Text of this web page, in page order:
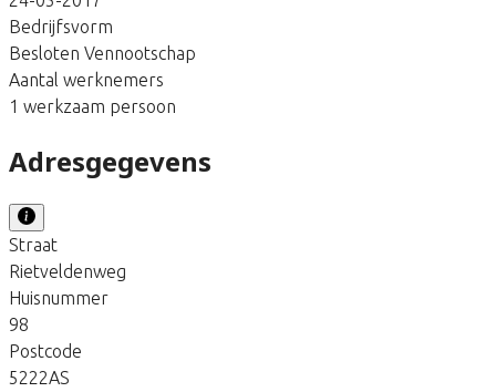
Bedrijfsvorm
Besloten Vennootschap
Aantal werknemers
1 werkzaam persoon
Adresgegevens
Straat
Rietveldenweg
Huisnummer
98
Postcode
5222AS